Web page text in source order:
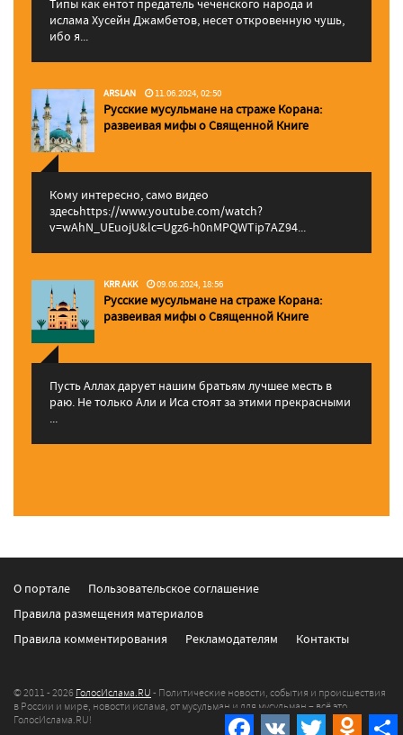
Типы как ентот предатель чеченского народа и
ислама Хусейн Джамбетов, несет откровенную чушь,
ибо я...
ARSLAN 11.06.2024, 02:50
Русские мусульмане на страже Корана:
pазвеивая мифы о Священной Книге
Кому интересно, само видео
здесьhttps://www.youtube.com/watch?
v=wAhN_UEuojU&lc=Ugz6-h0nMPQWTip7AZ94...
KRR AKK 09.06.2024, 18:56
Русские мусульмане на страже Корана:
pазвеивая мифы о Священной Книге
Пусть Аллах дарует нашим братьям лучшее месть в
раю. Не только Али и Иса стоят за этими прекрасными
...
Facebook
VK Twitter
О портале
Пользовательское соглашение
Правила размещения материалов
Правила комментирования
Рекламодателям Контакты
© 2011 - 2026 ГолосИслама.RU - Политические новости, события и происшествия
в России и мире, новости ислама, от мусульман и для мусульман – всё это
ГолосИслама.RU!